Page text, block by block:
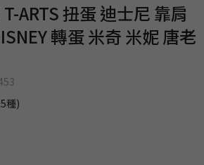
ARTS 扭蛋 迪士尼 靠肩
轉蛋 米奇 米妮 唐老
種)